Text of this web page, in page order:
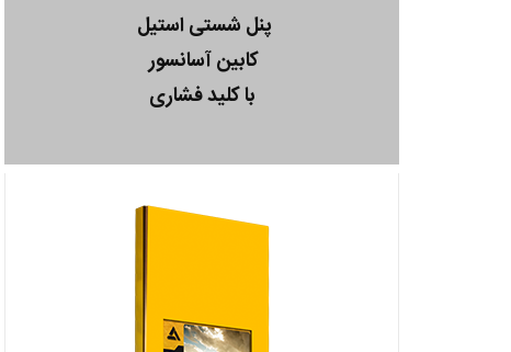
پنل شستی استیل
کابین آسانسور
با کلید فشاری